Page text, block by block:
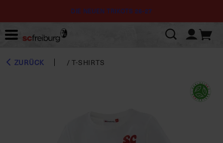
DIE NEUEN TRIKOTS 26-27
ZURÜCK /T-SHIRTS